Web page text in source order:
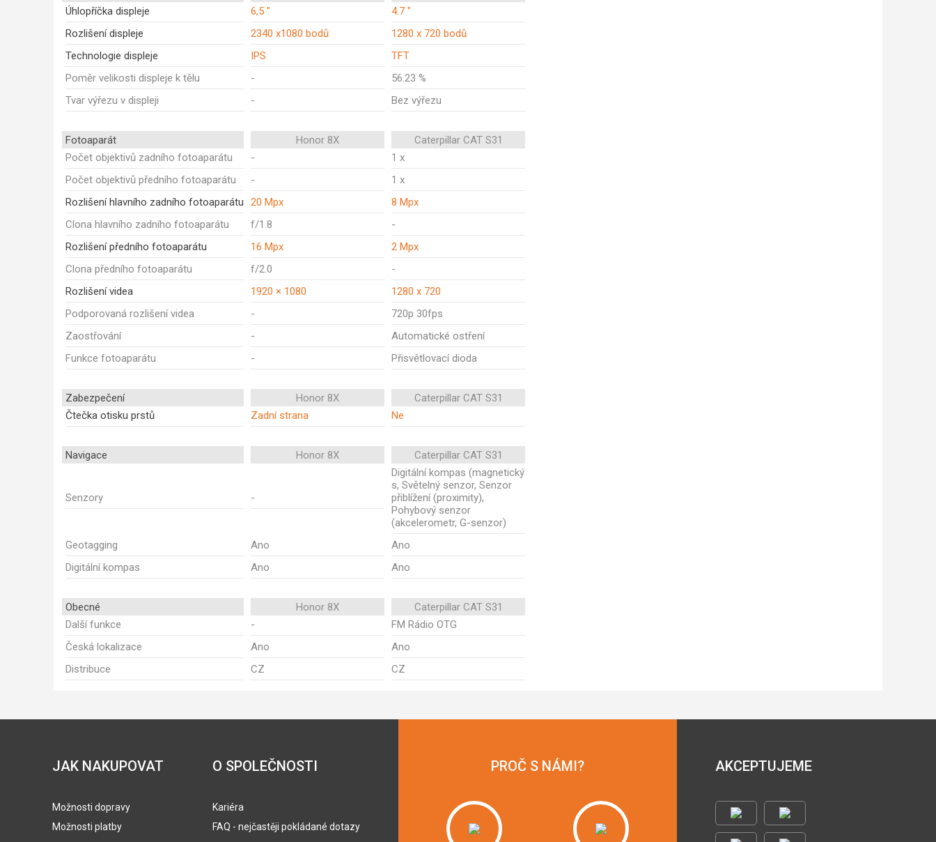
Úhlopříčka displeje
6,5 "
4.7 "
Rozlišení displeje
2340 x1080 bodů
1280 x 720 bodů
Technologie displeje
IPS
TFT
Poměr velikosti displeje k tělu
-
56.23 %
Tvar výřezu v displeji
- Bez výřezu
Fotoaparát Honor 8X
Caterpillar CAT S31
Počet objektivů zadního fotoaparátu
-
1 x
Počet objektivů předního fotoaparátu
-
1 x
Rozlišení hlavního zadního fotoaparátu
20 Mpx
8 Mpx
Clona hlavního zadního fotoaparátu
f/1.8
-
Rozlišení předního fotoaparátu
16 Mpx
2 Mpx
Clona předního fotoaparátu
f/2.0
-
Rozlišení videa
1920 × 1080
1280 x 720
Podporovaná rozlišení videa
-
720p 30fps
Zaostřování
-
Automatické ostření
Funkce fotoaparátu
- Přisvětlovací dioda
Zabezpečení Honor 8X
Caterpillar CAT S31
Čtečka otisku prstů
Zadní strana Ne
Navigace Honor 8X Caterpillar CAT S31
Senzory -
Digitální kompas (magnetický
s, Světelný senzor, Senzor
přiblížení (proximity),
Pohybový senzor
(akcelerometr, G-senzor)
Geotagging
Ano
Ano
Digitální kompas
Ano Ano
Obecné Honor 8X
Caterpillar CAT S31
Další funkce
-
FM Rádio OTG
Česká lokalizace
Ano
Ano
Distribuce
CZ CZ
JAK NAKUPOVAT
Možnosti dopravy
Možnosti platby
O SPOLEČNOSTI
Kariéra
FAQ - nejčastěji pokládané dotazy
PROČ S NÁMI? AKCEPTUJEME